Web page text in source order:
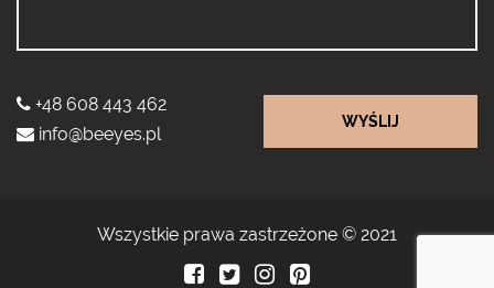
+48 608 443 462
info@beeyes.pl
WYŚLIJ
Wszystkie prawa zastrzeżone © 2021